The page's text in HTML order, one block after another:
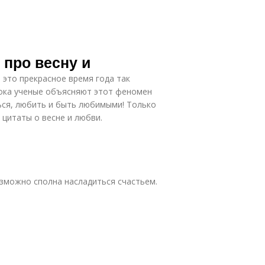
весну и
прекрасное время года так
ученые объясняют этот феномен
любить и быть любимыми! Только
цитаты о весне и любви.
сполна насладиться счастьем.